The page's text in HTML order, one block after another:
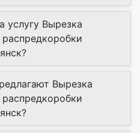
услугу Вырезка
Вырезка